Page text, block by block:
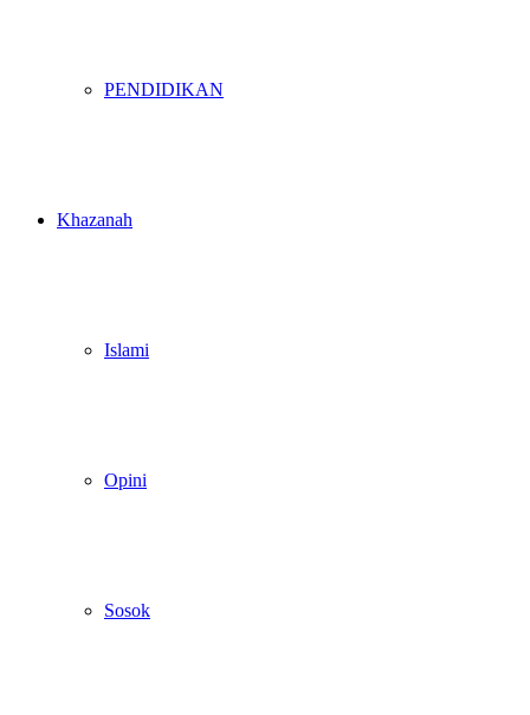
PENDIDIKAN
Khazanah
Islami
Opini
Sosok